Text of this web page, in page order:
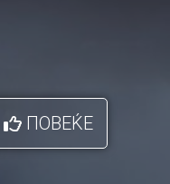
ПОВЕЌЕ